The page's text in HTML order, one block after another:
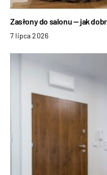
Zasłony do salonu — jak
7 lipca 2026